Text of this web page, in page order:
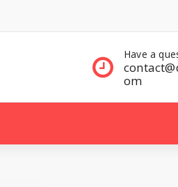
Contact
332 00